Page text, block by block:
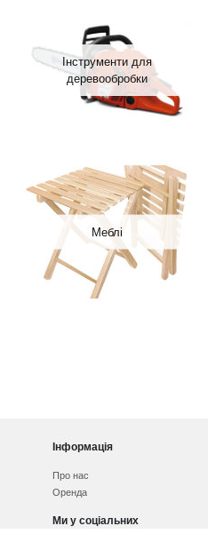
Інструменти для
деревообробки
Меблі
Інформація
Про нас
Оренда
Ми у соціальних